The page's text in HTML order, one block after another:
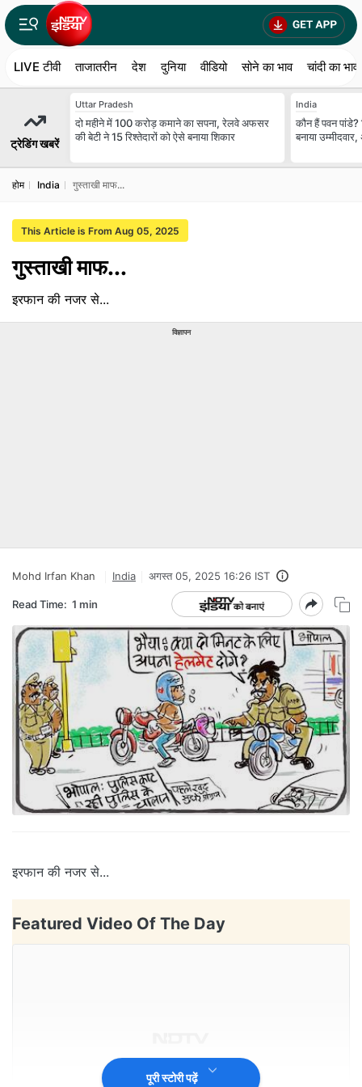
LIVE टीवी ताजातरीन देश दुनिया वीडियो सोने का भाव चांदी का भाव
ट्रेडिंग खबरें
Uttar Pradesh
दो महीने में 100 करोड़ कमाने का सपना, रेलवे अफसर
की बेटी ने 15 रिश्तेदारों को ऐसे बनाया शिकार
India
कौन हैं पवन
बनाया
होम India गुस्ताखी माफ...
This Article is From Aug 05, 2025
गुस्ताखी माफ...
इरफान की नजर से...
विज्ञापन
Mohd Irfan Khan India अगस्त 05, 2025 16:26 IST
Read Time: 1 min
इरफान की नजर से...
Featured Video Of The Day
पूरी स्टोरी पढ़ें